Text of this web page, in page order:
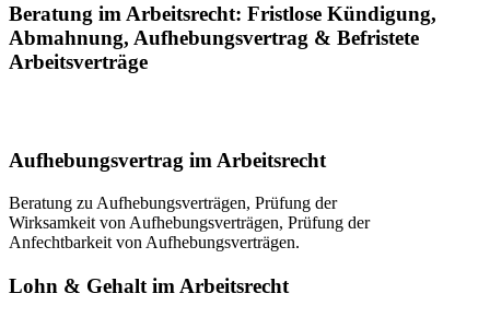
Beratung im Arbeitsrecht: Fristlose Kündigung,
Abmahnung, Aufhebungsvertrag & Befristete
Arbeitsverträge
Aufhebungsvertrag im Arbeitsrecht
Beratung zu Aufhebungsverträgen, Prüfung der
Wirksamkeit von Aufhebungsverträgen, Prüfung der
Anfechtbarkeit von Aufhebungsverträgen.
Lohn & Gehalt im Arbeitsrecht